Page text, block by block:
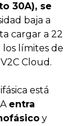
30A), se
baja a
cargar a 22
límites de
Cloud.
está
entra
y